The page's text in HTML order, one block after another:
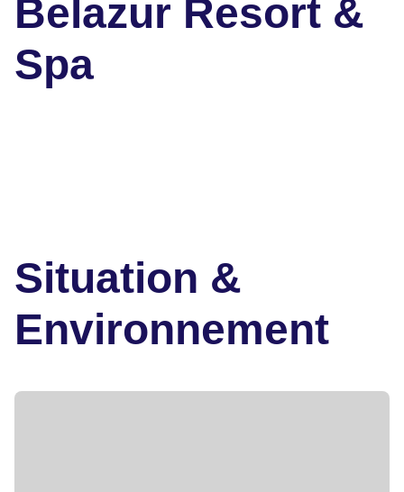
Belazur Resort &
Spa
Situation &
Environnement